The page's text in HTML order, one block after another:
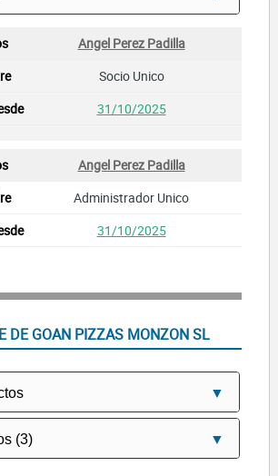
Angel Perez Padilla
Socio Unico
31/10/2025
Angel Perez Padilla
Administrador Unico
31/10/2025
DE GOAN PIZZAS MONZON SL